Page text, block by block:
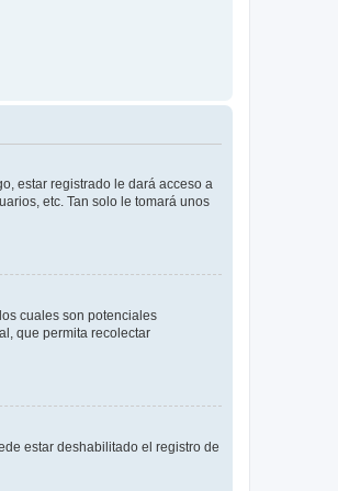
estar registrado le dará acceso a
etc. Tan solo le tomará unos
cuales son potenciales
que permita recolectar
estar deshabilitado el registro de